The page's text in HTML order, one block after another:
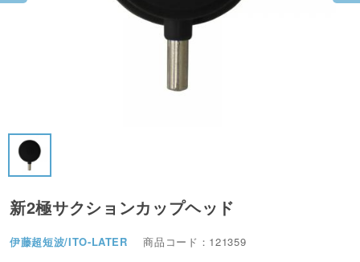
新2極サクションカップヘッド
伊藤超短波/ITO-LATER 商品コード：121359